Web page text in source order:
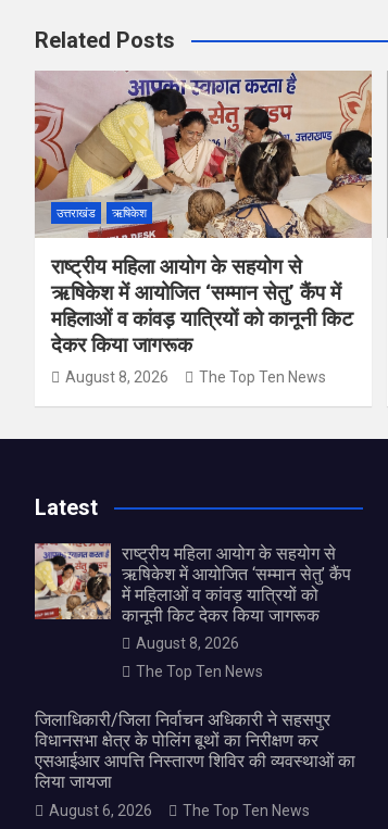
Related Posts
उत्तराखंड ऋषिकेश
राष्ट्रीय महिला आयोग के सहयोग से
ऋषिकेश में आयोजित ‘सम्मान सेतु’ कैंप में
महिलाओं व कांवड़ यात्रियों को कानूनी किट
देकर किया जागरूक
August 8, 2026 The Top Ten News
Latest
राष्ट्रीय महिला आयोग के सहयोग से
ऋषिकेश में आयोजित ‘सम्मान सेतु’ कैंप
में महिलाओं व कांवड़ यात्रियों को
कानूनी किट देकर किया जागरूक
August 8, 2026
The Top Ten News
जिलाधिकारी/जिला निर्वाचन अधिकारी ने सहसपुर
विधानसभा क्षेत्र के पोलिंग बूथों का निरीक्षण कर
एसआईआर आपत्ति निस्तारण शिविर की व्यवस्थाओं का
लिया जायजा
August 6, 2026 The Top Ten News